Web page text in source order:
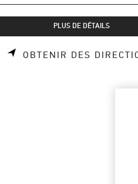
PLUS DE DÉTAILS
OBTENIR DES